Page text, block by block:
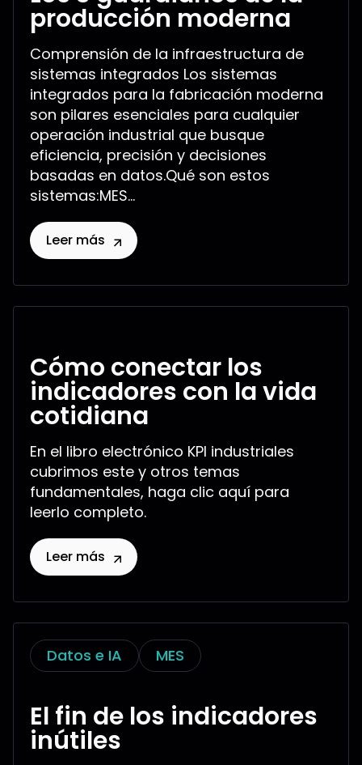
producción moderna
Comprensión de la infraestructura de
sistemas integrados Los sistemas
integrados para la fabricación moderna
son pilares esenciales para cualquier
operación industrial que busque
eficiencia, precisión y decisiones
basadas en datos.Qué son estos
sistemas:MES...
Leer más
Cómo conectar los
indicadores con la vida
cotidiana
En el libro electrónico KPI industriales
cubrimos este y otros temas
fundamentales, haga clic aquí para
leerlo completo.
Leer más
Datos e IA MES
El fin de los indicadores
inútiles